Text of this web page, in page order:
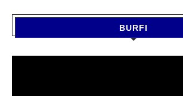
BURFI